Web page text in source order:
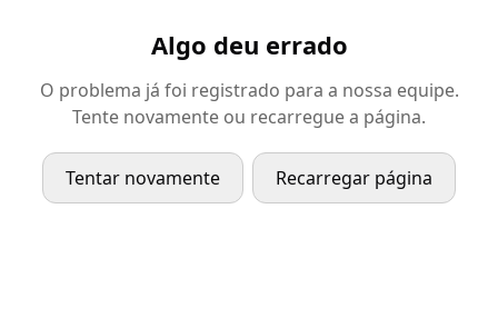
Algo deu errado
O problema já foi registrado para a nossa equipe.
Tente novamente ou recarregue a página.
Tentar novamente Recarregar página